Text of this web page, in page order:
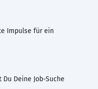
Impulse für ein
Deine Job-Suche